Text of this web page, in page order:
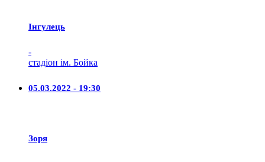
Iнгулець
-
стадіон ім. Бойка
05.03.2022 - 19:30
Зоря